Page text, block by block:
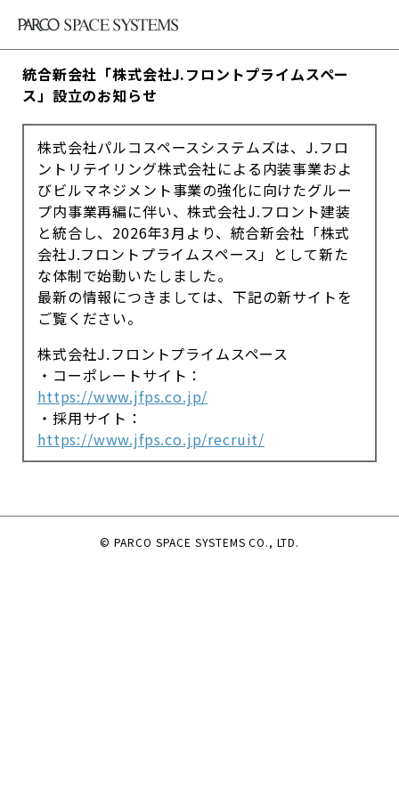
統合新会社「株式会社J.フロントプライムスペー
ス」設立のお知らせ
株式会社パルコスペースシステムズは、J.フロ
ントリテイリング株式会社による内装事業およ
びビルマネジメント事業の強化に向けたグルー
プ内事業再編に伴い、株式会社J.フロント建装
と統合し、2026年3月より、統合新会社「株式
会社J.フロントプライムスペース」として新た
な体制で始動いたしました。
最新の情報につきましては、下記の新サイトを
ご覧ください。
株式会社J.フロントプライムスペース
・コーポレートサイト：
https://www.jfps.co.jp/
・採用サイト：
https://www.jfps.co.jp/recruit/
© PARCO SPACE SYSTEMS CO., LTD.